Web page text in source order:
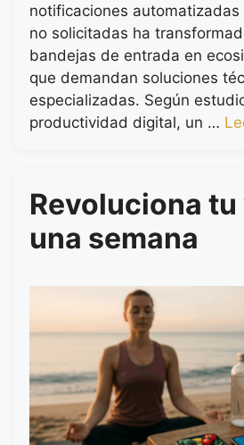
notificaciones automatizadas
no solicitadas ha
bandejas de entrada en
que demandan soluciones
especializadas. Según
productividad digital, un …
Revoluciona tu
una semana